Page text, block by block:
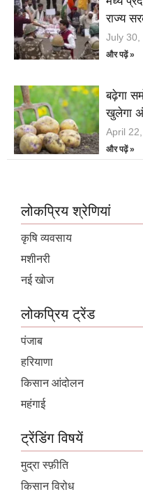
राज्य
July 30,
और पढ़ें »
बढ़ेगा
खुलेगा
April
और पढ़ें »
लोकप्रिय श्रेणियां
कृषि व्यवसाय
मशीनरी
नई खोज
लोकप्रिय ट्रेंड
पंजाब
हरियाणा
किसान आंदोलन
महंगाई
ट्रेंडिंग विषयें
मुद्रा स्फ़ीति
किसान विरोध